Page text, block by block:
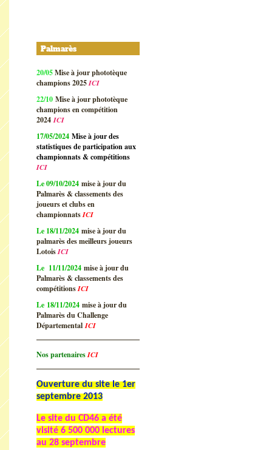
Palmarès
20/05Mise à jour phototèque
champions 2025ICI
22/10 Mise à jour phototèque
champions en compétition
2024ICI
17/05/2024 Mise à jour des
statistiques de participation aux
championnats & compétitions
ICI
Le 09/10/2024 mise à jour du
Palmarès & classements des
joueurs et clubs en
championnatsICI
Le 18/11/2024 mise à jour du
palmarès des meilleurs joueurs
LotoisICI
Le 11/11/2024 mise à jour du
Palmarès & classements des
compétitionsICI
Le 18/11/2024 mise à jour du
Palmarès du Challenge
DépartementalICI
Nos partenairesICI
Ouverture du site le 1er
septembre 2013
Le site du CD46 a été
visité 6 500 000 lectures
au 28 septembre